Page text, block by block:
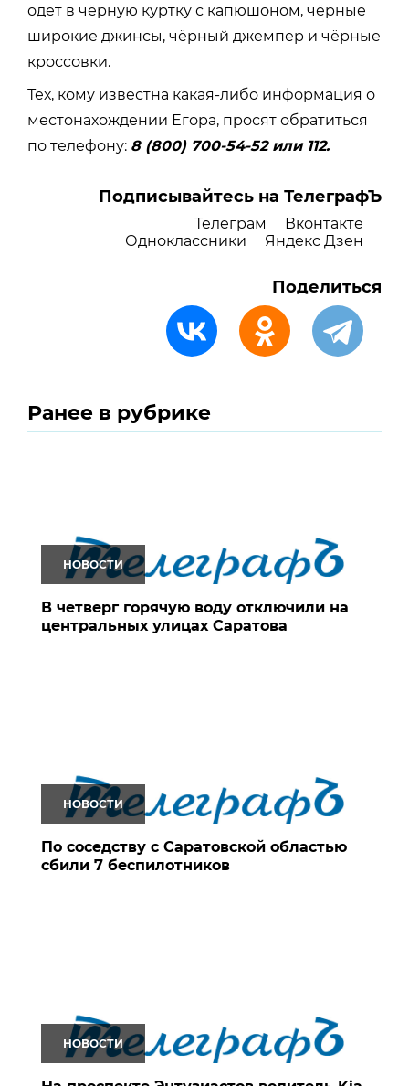
одет в чёрную куртку с капюшоном, чёрные
широкие джинсы, чёрный джемпер и чёрные
кроссовки.
Тех, кому известна какая-либо информация о
местонахождении Егора, просят обратиться
по телефону: 8 (800) 700-54-52 или 112.
Подписывайтесь на ТелеграфЪ
Телеграм
Вконтакте
Одноклассники
Яндекс Дзен
Поделиться
Ранее в рубрике
НОВОСТИ
В четверг горячую воду отключили на
центральных улицах Саратова
НОВОСТИ
По соседству с Саратовской областью
сбили 7 беспилотников
НОВОСТИ